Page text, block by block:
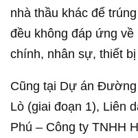
nhà thầu khác để
đều không đáp ứng
chính, nhân sự, thiết
Cũng tại Dự án
Lò (giai đoạn 1), Liên
Phú – Công ty TNHH